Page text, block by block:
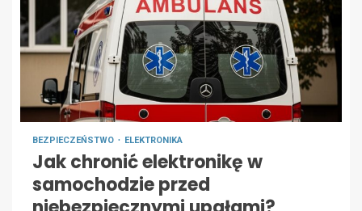
BEZPIECZEŃSTWO ELEKTRONIKA
Jak chronić elektronikę w
samochodzie przed